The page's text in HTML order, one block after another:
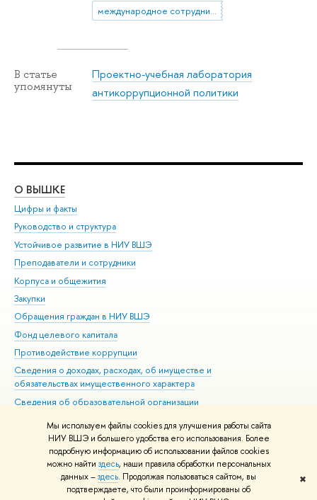
Мы используем файлы cookies для улучшения работы сайта
НИУ ВШЭ и большего удобства его использования. Более
подробную информацию об использовании файлов cookies
можно найти здесь, наши правила обработки персональных
данных –здесь. Продолжая пользоваться сайтом, вы
подтверждаете, что были проинформированы об
✖
международное сотрудничество
В статье
упомянуты
Проектно-учебная лаборатория
антикоррупционной политики
О ВЫШКЕ
Цифры и факты
Руководство и структура
Устойчивое развитие в НИУ ВШЭ
Преподаватели и сотрудники
Корпуса и общежития
Закупки
Обращения граждан в НИУ ВШЭ
Фонд целевого капитала
Противодействие коррупции
Сведения о доходах, расходах, об имуществе и
обязательствах имущественного характера
Сведения об образовательной организации
Людям с ограниченными возможностями здоровья
Единая платежная страница
Работа в Вышке